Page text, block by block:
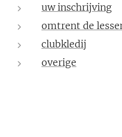
uw inschrijving
omtrent de
clubkledij
overige